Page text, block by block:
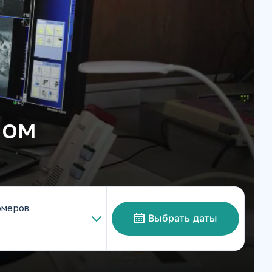
Выбрать даты